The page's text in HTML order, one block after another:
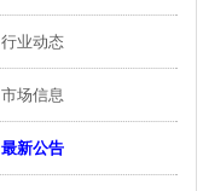
行业动态
市场信息
最新公告